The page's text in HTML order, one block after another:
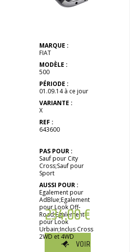
MARQUE :
FIAT
MODÈLE :
500
PÉRIODE :
01.09.14 à ce jour
VARIANTE :
X
REF :
643600
PAS POUR :
Sauf pour City
Cross;Sauf pour
Sport
AUSSI POUR :
Egalement pour
AdBlue;Egalement
pour Look Off-
Road;Egalement
pour Look
Urbain;Inclus Cross
2WD et 4WD
234,00€
VOIR